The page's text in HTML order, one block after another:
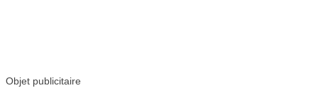
Objet publicitaire